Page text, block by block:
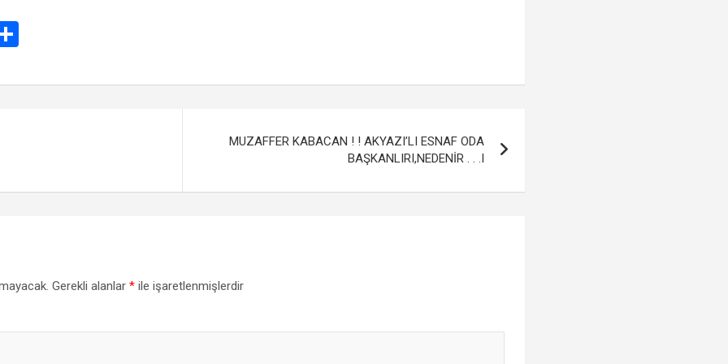
ar
MUZAFFER KABACAN ! ! AKYAZI’LI ESNAF ODA
BAŞKANLIRI,NEDENİR . . .I
Gerekli alanlar* ile işaretlenmişlerdir